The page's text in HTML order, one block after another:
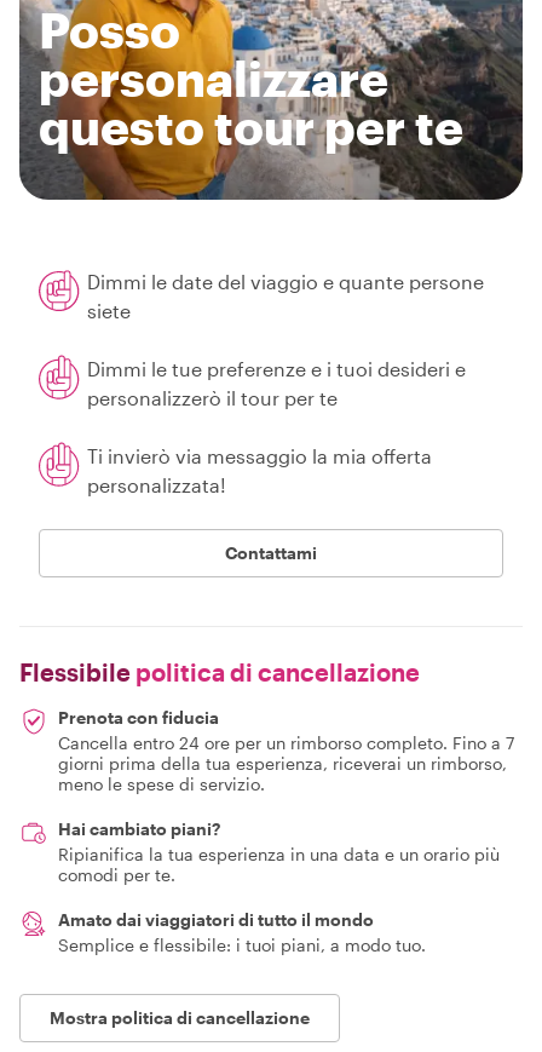
Posso
personalizzare
questo tour per te
Dimmi le date del viaggio e quante persone
siete
Dimmi le tue preferenze e i tuoi desideri e
personalizzerò il tour per te
Ti invierò via messaggio la mia offerta
personalizzata!
Contattami
Flessibile politica di cancellazione
Prenota con fiducia
Cancella entro 24 ore per un rimborso completo. Fino a 7
giorni prima della tua esperienza, riceverai un rimborso,
meno le spese di servizio.
Hai cambiato piani?
Ripianifica la tua esperienza in una data e un orario più
comodi per te.
Amato dai viaggiatori di tutto il mondo
Semplice e flessibile: i tuoi piani, a modo tuo.
Mostra politica di cancellazione